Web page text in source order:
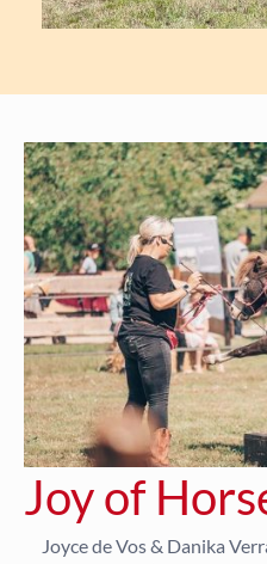
Joy of
Joyce de Vos & Danika